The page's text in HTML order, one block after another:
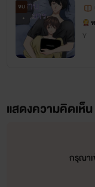
จบ
Y
แสดงความคิดเห็น
กรุณา